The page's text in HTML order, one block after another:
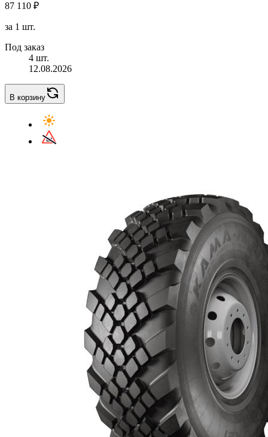
87 110 ₽
за 1 шт.
Под заказ
4 шт.
12.08.2026
В корзину